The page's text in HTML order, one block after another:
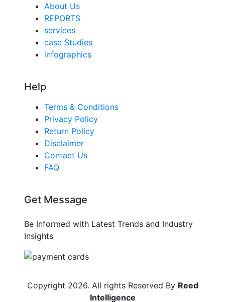
About Us
REPORTS
services
case Studies
infographics
Help
Terms & Conditions
Privacy Policy
Return Policy
Disclaimer
Contact Us
FAQ
Get Message
Be Informed with Latest Trends and Industry
Insights
Copyright 2026. All rights Reserved By Reed
Intelligence